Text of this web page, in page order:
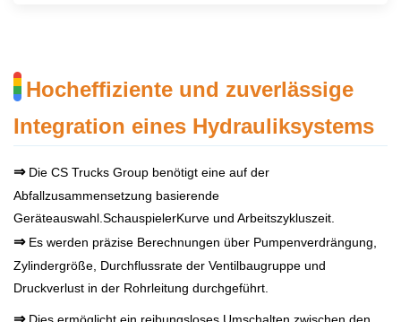
Hocheffiziente und zuverlässige
Integration eines Hydrauliksystems
⇒ Die CS Trucks Group benötigt eine auf der
Abfallzusammensetzung basierende
Geräteauswahl. SchauspielerKurve und Arbeitszykluszeit.
⇒ Es werden präzise Berechnungen über Pumpenverdrängung,
Zylindergröße, Durchflussrate der Ventilbaugruppe und
Druckverlust in der Rohrleitung durchgeführt.
⇒ Dies ermöglicht ein reibungsloses Umschalten zwischen den